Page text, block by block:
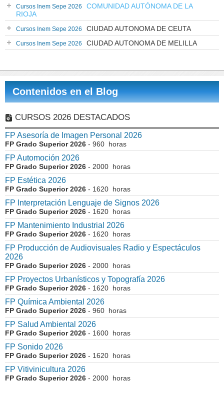
Cursos Inem Sepe 2026
COMUNIDAD AUTÓNOMA DE LA
RIOJA
Cursos Inem Sepe 2026 CIUDAD AUTONOMA DE CEUTA
Cursos Inem Sepe 2026 CIUDAD AUTONOMA DE MELILLA
Contenidos en el Blog
CURSOS 2026 DESTACADOS
FP Asesoría de Imagen Personal 2026
FP Grado Superior 2026 - 960 horas
FP Automoción 2026
FP Grado Superior 2026 - 2000 horas
FP Estética 2026
FP Grado Superior 2026 - 1620 horas
FP Interpretación Lenguaje de Signos 2026
FP Grado Superior 2026 - 1620 horas
FP Mantenimiento Industrial 2026
FP Grado Superior 2026 - 1620 horas
FP Producción de Audiovisuales Radio y Espectáculos
2026
FP Grado Superior 2026 - 2000 horas
FP Proyectos Urbanísticos y Topografía 2026
FP Grado Superior 2026 - 1620 horas
FP Química Ambiental 2026
FP Grado Superior 2026 - 960 horas
FP Salud Ambiental 2026
FP Grado Superior 2026 - 1600 horas
FP Sonido 2026
FP Grado Superior 2026 - 1620 horas
FP Vitivinicultura 2026
FP Grado Superior 2026 - 2000 horas